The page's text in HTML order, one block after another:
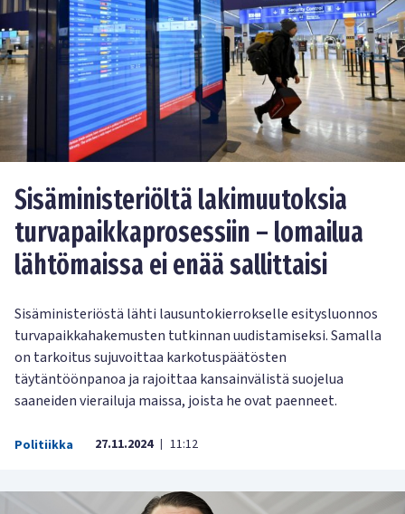
Sisäministeriöltä lakimuutoksia
turvapaikkaprosessiin – lomailua
lähtömaissa ei enää sallittaisi
Sisäministeriöstä lähti lausuntokierrokselle esitysluonnos
turvapaikkahakemusten tutkinnan uudistamiseksi. Samalla
on tarkoitus sujuvoittaa karkotuspäätösten
täytäntöönpanoa ja rajoittaa kansainvälistä suojelua
saaneiden vierailuja maissa, joista he ovat paenneet.
Politiikka 27.11.2024 | 11:12